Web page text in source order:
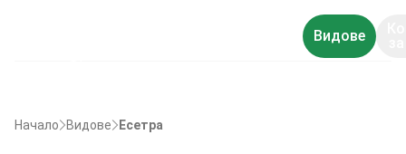
Видове
Начало Видове Есетра